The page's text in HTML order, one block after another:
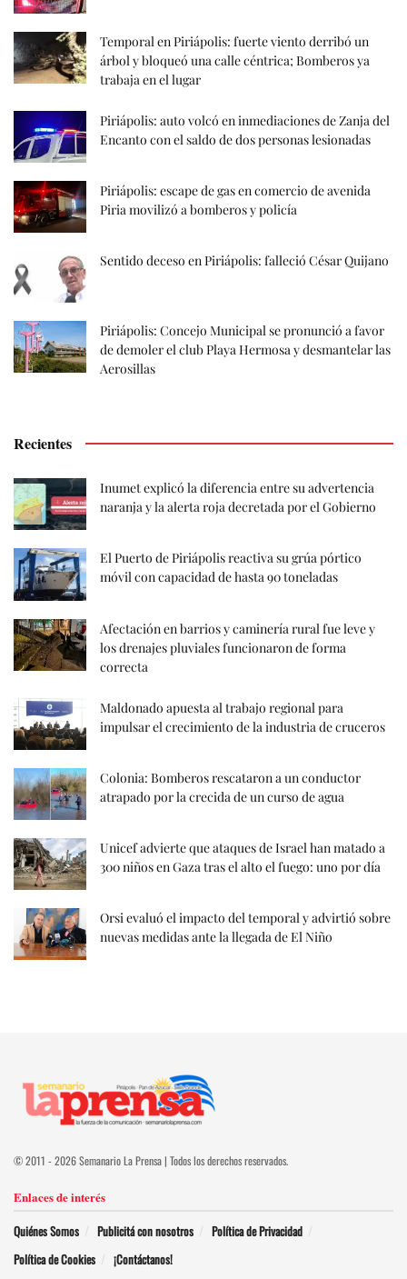
Temporal en Piriápolis: fuerte viento derribó un
árbol y bloqueó una calle céntrica; Bomberos ya
trabaja en el lugar
Piriápolis: auto volcó en inmediaciones de Zanja del
Encanto con el saldo de dos personas lesionadas
Piriápolis: escape de gas en comercio de avenida
Piria movilizó a bomberos y policía
Sentido deceso en Piriápolis: falleció César Quijano
Piriápolis: Concejo Municipal se pronunció a favor
de demoler el club Playa Hermosa y desmantelar las
Aerosillas
Recientes
Inumet explicó la diferencia entre su advertencia
naranja y la alerta roja decretada por el Gobierno
El Puerto de Piriápolis reactiva su grúa pórtico
móvil con capacidad de hasta 90 toneladas
Afectación en barrios y caminería rural fue leve y
los drenajes pluviales funcionaron de forma
correcta
Maldonado apuesta al trabajo regional para
impulsar el crecimiento de la industria de cruceros
Colonia: Bomberos rescataron a un conductor
atrapado por la crecida de un curso de agua
Unicef advierte que ataques de Israel han matado a
300 niños en Gaza tras el alto el fuego: uno por día
Orsi evaluó el impacto del temporal y advirtió sobre
nuevas medidas ante la llegada de El Niño
© 2011 - 2026 Semanario La Prensa | Todos los derechos reservados.
Enlaces de interés
Quiénes Somos Publicitá con nosotros
Política de Privacidad
Política de Cookies
¡Contáctanos!